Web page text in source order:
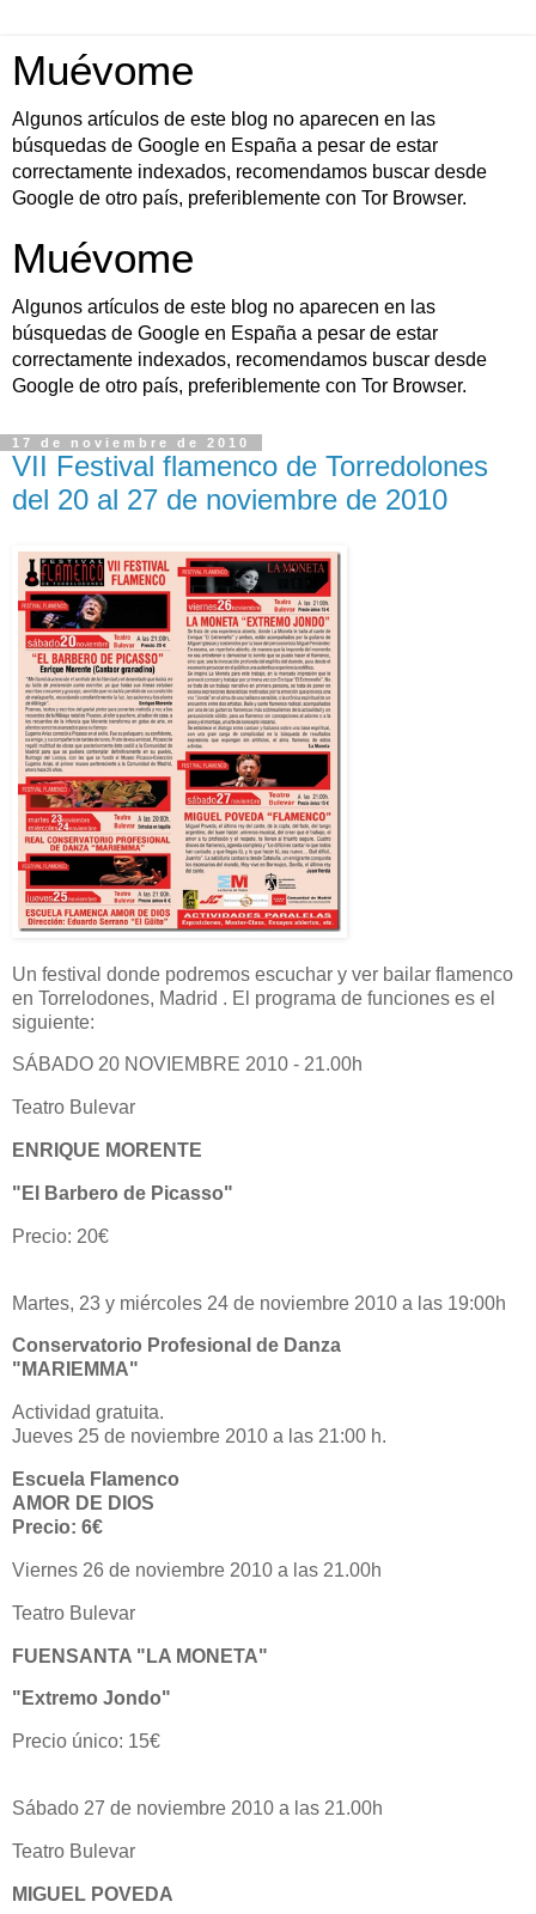
Muévome
Algunos artículos de este blog no aparecen en las
búsquedas de Google en España a pesar de estar
correctamente indexados, recomendamos buscar desde
Google de otro país, preferiblemente con Tor Browser.
Muévome
Algunos artículos de este blog no aparecen en las
búsquedas de Google en España a pesar de estar
correctamente indexados, recomendamos buscar desde
Google de otro país, preferiblemente con Tor Browser.
17 de noviembre de 2010
VII Festival flamenco de Torredolones
del 20 al 27 de noviembre de 2010
Un festival donde podremos escuchar y ver bailar flamenco
en Torrelodones, Madrid . El programa de funciones es el
siguiente:
SÁBADO 20 NOVIEMBRE 2010 - 21.00h
Teatro Bulevar
ENRIQUE MORENTE
"El Barbero de Picasso"
Precio: 20€
Martes, 23 y miércoles 24 de noviembre 2010 a las 19:00h
Conservatorio Profesional de Danza
"MARIEMMA"
Actividad gratuita.
Jueves 25 de noviembre 2010 a las 21:00 h.
Escuela Flamenco
AMOR DE DIOS
Precio: 6€
Viernes 26 de noviembre 2010 a las 21.00h
Teatro Bulevar
FUENSANTA "LA MONETA"
"Extremo Jondo"
Precio único: 15€
Sábado 27 de noviembre 2010 a las 21.00h
Teatro Bulevar
MIGUEL POVEDA